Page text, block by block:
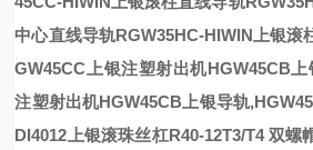
中心直线导轨RGW35HC-HIWIN上银滚
GW45CC上银注塑射出机HGW45CB
注塑射出机HGW45CB上银导轨
DI4012上银滚珠丝杠R40-12T3/T4 双螺